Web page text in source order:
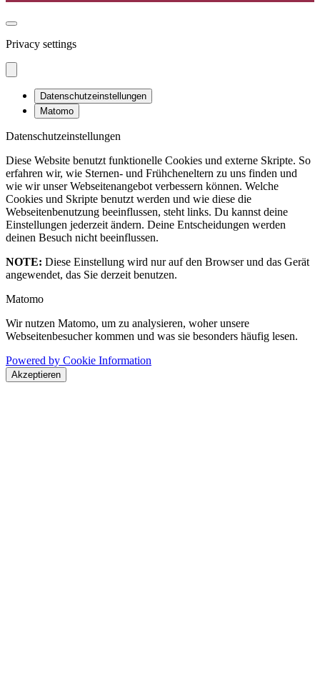
Privacy settings
Datenschutzeinstellungen
Matomo
Datenschutzeinstellungen
Diese Website benutzt funktionelle Cookies und externe Skripte. So
erfahren wir, wie Sternen- und Frühcheneltern zu uns finden und
wie wir unser Webseitenangebot verbessern können. Welche
Cookies und Skripte benutzt werden und wie diese die
Webseitenbenutzung beeinflussen, steht links. Du kannst deine
Einstellungen jederzeit ändern. Deine Entscheidungen werden
deinen Besuch nicht beeinflussen.
NOTE: Diese Einstellung wird nur auf den Browser und das Gerät
angewendet, das Sie derzeit benutzen.
Matomo
Wir nutzen Matomo, um zu analysieren, woher unsere
Webseitenbesucher kommen und was sie besonders häufig lesen.
Powered by Cookie Information
Akzeptieren